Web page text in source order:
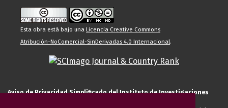
Esta obra está bajo una Licencia Creative Commons
Atribución-NoComercial-SinDerivadas 4.0 Internacional.
Aviso de Privacidad Simplificado del Instituto de Investigaciones